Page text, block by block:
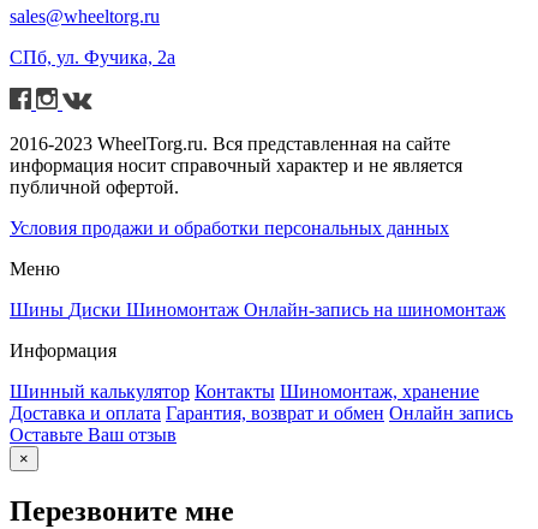
sales@wheeltorg.ru
СПб, ул. Фучика, 2а
2016-2023 WheelTorg.ru. Вся представленная на сайте
информация носит справочный характер и не является
публичной офертой.
Условия продажи и обработки персональных данных
Меню
Шины Диски Шиномонтаж Онлайн-запись на шиномонтаж
Информация
Шинный калькулятор Контакты Шиномонтаж, хранение
Доставка и оплата Гарантия, возврат и обмен Онлайн запись
Оставьте Ваш отзыв
×
Перезвоните мне